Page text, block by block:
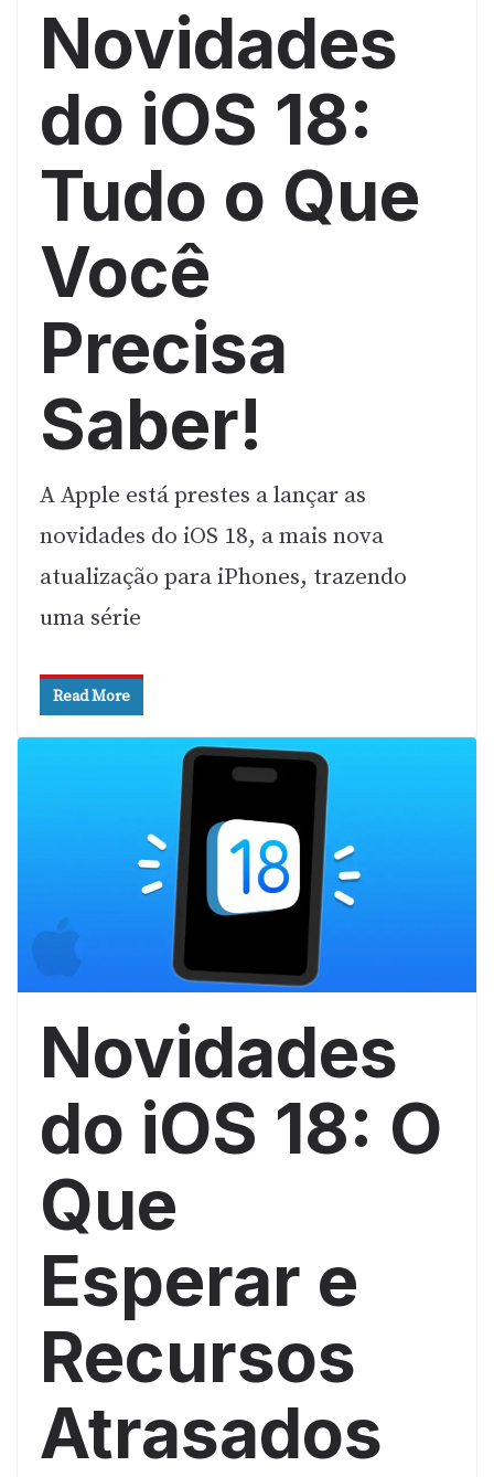
Novidades
do iOS 18:
Tudo o Que
Você
Precisa
Saber!
A Apple está prestes a lançar as
novidades do iOS 18, a mais nova
atualização para iPhones, trazendo
uma série
Read More
Novidades
do iOS 18: O
Que
Esperar e
Recursos
Atrasados